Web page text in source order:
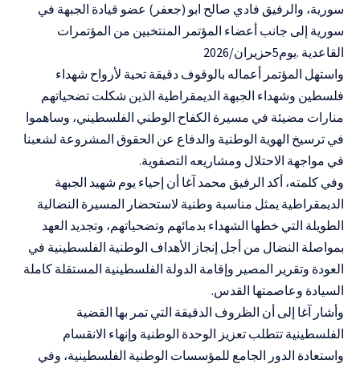
سورية، والرفيق فادي صالح ابو (جعفر) عضو قيادة الجبهة في
سورية إلى جانب أعضاء المؤتمر المنتخبين من المؤتمرات
القاعدية .يوم5حزيران/2026
واستهل المؤتمر أعماله بالوقوف دقيقة تحية لأرواح شهداء
فلسطين وشهداء الجبهة الديمقراطية الذين شكلت تضحياتهم
منارات مضيئة في مسيرة الكفاح الوطني الفلسطيني، وساهموا
في ترسيخ الهوية الوطنية والدفاع عن الحقوق المشروعة لشعبنا
في مواجهة الاحتلال ومشاريعه التصفوية.
وفي كلمته، أكد الرفيق محمد آغا أن إحياء يوم شهيد الجبهة
الديمقراطية يمثل مناسبة وطنية لاستحضار المسيرة النضالية
الطويلة التي خطها الشهداء بدمائهم وتضحياتهم، وتجديد العهد
بمواصلة النضال من أجل إنجاز الأهداف الوطنية الفلسطينية في
العودة وتقرير المصير وإقامة الدولة الفلسطينية المستقلة كاملة
السيادة وعاصمتها القدس.
وأشار آغا إلى أن الظروف الدقيقة التي تمر بها القضية
الفلسطينية تتطلب تعزيز الوحدة الوطنية وإنهاء الانقسام
واستعادة الدور الجامع للمؤسسات الوطنية الفلسطينية، وفي